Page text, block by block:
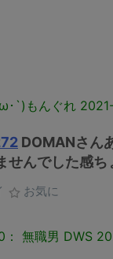
･`)もんぐれ
DOMANさん
せんでした感ち
お気に
： 無職男 DWS